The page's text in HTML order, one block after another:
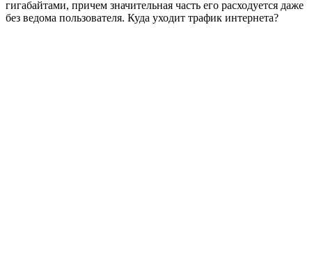
гигабайтами, причем значительная часть его расходуется даже
без ведома пользователя. Куда уходит трафик интернета?